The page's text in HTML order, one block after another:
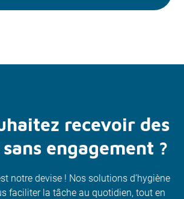
recevoir des
engagement ?
notre devise ! Nos solutions d’hygiène
faciliter la tâche au quotidien, tout en